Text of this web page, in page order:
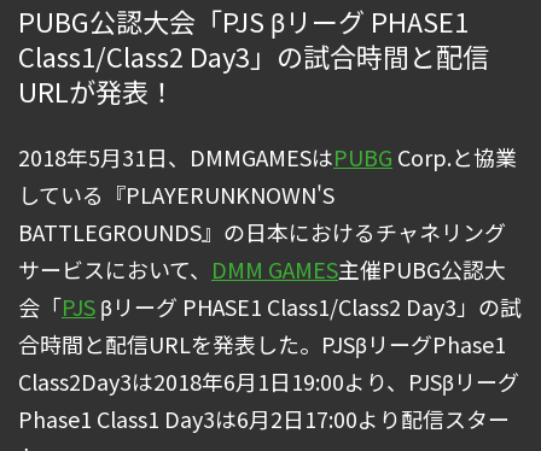
PUBG公認大会「PJS βリーグ PHASE1
Class1/Class2 Day3」の試合時間と配信
URLが発表！
2018年5月31日、DMMGAMESはPUBG Corp.と協業
している『PLAYERUNKNOWN'S
BATTLEGROUNDS』の日本におけるチャネリング
サービスにおいて、 DMM GAMES主催PUBG公認大
会「PJSβリーグ PHASE1 Class1/Class2 Day3」の試
合時間と配信URLを発表した。PJSβリーグPhase1
Class2Day3は2018年6月1日19:00より、PJSβリーグ
Phase1 Class1 Day3は6月2日17:00より配信スター